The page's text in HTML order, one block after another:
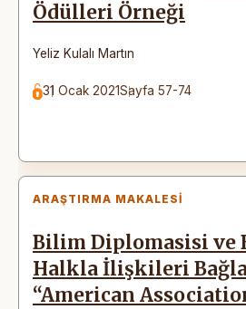
Ödülleri Örneği
Yeliz Kulalı Martın
31 Ocak 2021Sayfa 57-74
ARAŞTIRMA MAKALESI
Bilim Diplomasisi ve
Halkla İlişkileri
“American